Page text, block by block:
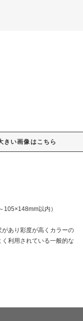
きい画像はこちら
以内）
あり彩度が高くカラーの
利用されている一般的な